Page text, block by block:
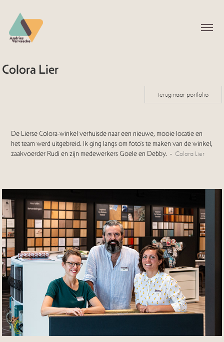
Colora Lier
terug naar portfolio
De Lierse Colora-winkel verhuisde naar een nieuwe, mooie locatie en
het team werd uitgebreid. Ik ging langs om foto's te maken van de winkel,
zaakvoerder Rudi en zijn medewerkers Goele en Debby. -Colora Lier